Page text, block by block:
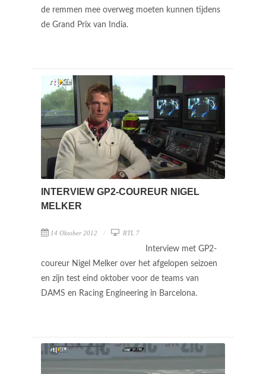
de remmen mee overweg moeten kunnen tijdens
de Grand Prix van India.
INTERVIEW GP2-COUREUR NIGEL
MELKER
14 Oktober 2012 RTL 7
Interview met GP2-
coureur Nigel Melker over het afgelopen seizoen
en zijn test eind oktober voor de teams van
DAMS en Racing Engineering in Barcelona.